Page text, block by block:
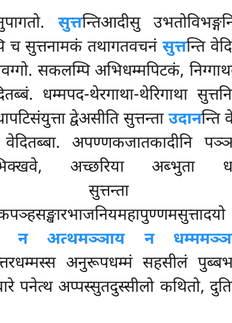
सुत्तन्तिआदीसु
च सुत्तनामकं तथागतवचनंसुत्तन्ति
सकलम्पि अभिधम्मपिटकं,
धम्मपद-थेरगाथा-थेरिगाथा
द्वेअसीति सुत्तन्ता उदानन्ति
वेदितब्बा. अपण्णकजातकादीनि
भिक्खवे, अच्छरिया अब्भुता
सुत्तन्ता
न अत्थमञ्ञाय न
अनुरूपधम्मं सहसीलं
पनेत्थ अप्पस्सुतदुस्सीलो कथितो,